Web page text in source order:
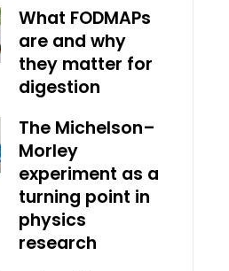
What FODMAPs
are and why
they matter for
digestion
The Michelson–
Morley
experiment as a
turning point in
physics
research